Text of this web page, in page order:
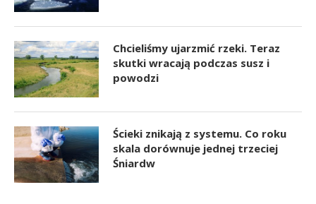
Chcieliśmy ujarzmić rzeki. Teraz
skutki wracają podczas susz i
powodzi
Ścieki znikają z systemu. Co roku
skala dorównuje jednej trzeciej
Śniardw